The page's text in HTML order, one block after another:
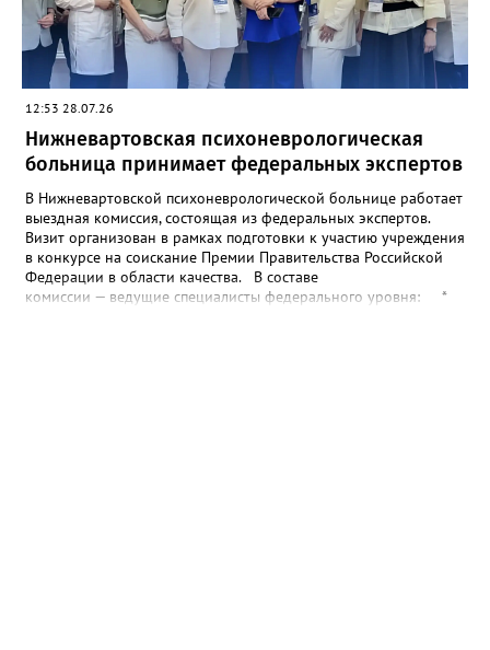
12:53 28.07.26
Нижневартовская психоневрологическая
больница принимает федеральных экспертов
В Нижневартовской психоневрологической больнице работает
выездная комиссия, состоящая из федеральных экспертов.
Визит организован в рамках подготовки к участию учреждения
в конкурсе на соискание Премии Правительства Российской
Федерации в области качества. В составе
комиссии — ведущие специалисты федерального уровня: *